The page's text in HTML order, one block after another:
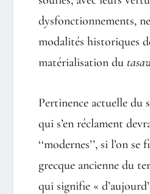
dysfonctionnements,
modalités historiques
matérialisation du
Pertinence actuelle du
qui s’en réclament
‘‘modernes’’, si l’on
grecque ancienne du
qui signifie «